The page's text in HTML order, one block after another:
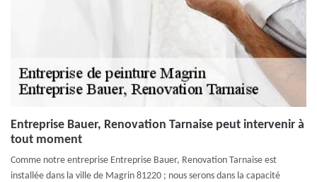
Entreprise Bauer, Renovation Tarnaise peut intervenir à
tout moment
Comme notre entreprise Entreprise Bauer, Renovation Tarnaise est
installée dans la ville de Magrin 81220 ; nous serons dans la capacité